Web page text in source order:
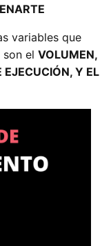
variables que
el VOLUMEN,
EJECUCIÓN, Y EL